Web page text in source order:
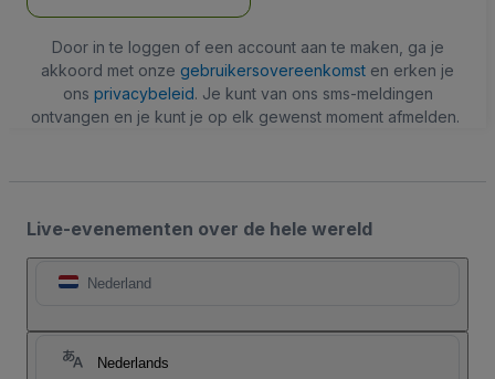
Door in te loggen of een account aan te maken, ga je
akkoord met onze gebruikersovereenkomst en erken je
ons privacybeleid. Je kunt van ons sms-meldingen
ontvangen en je kunt je op elk gewenst moment afmelden.
Live-evenementen over de hele wereld
Nederland
Nederlands